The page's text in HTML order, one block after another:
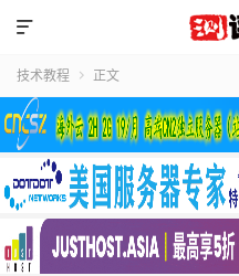

技术教程  正文